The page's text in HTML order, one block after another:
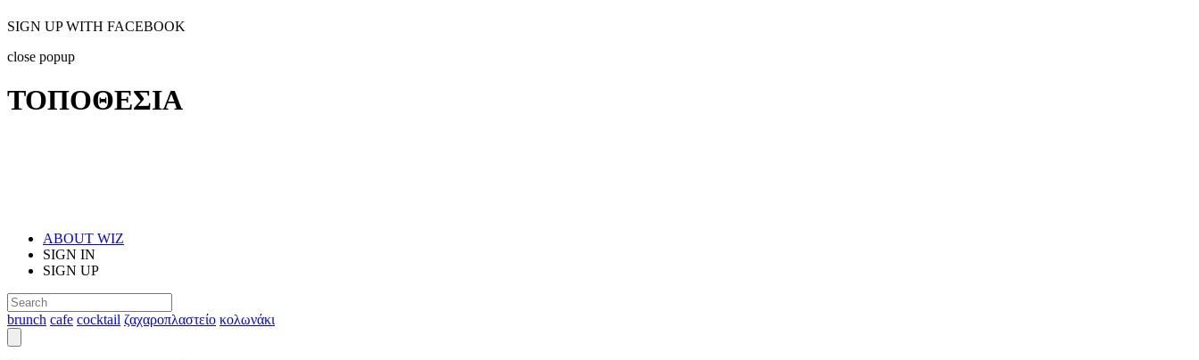
SIGN UP WITH FACEBOOK
close popup
ΤΟΠΟΘΕΣΙΑ
ABOUT WIZ
SIGN IN
SIGN UP
brunch cafe cocktail ζαχαροπλαστείο κολωνάκι